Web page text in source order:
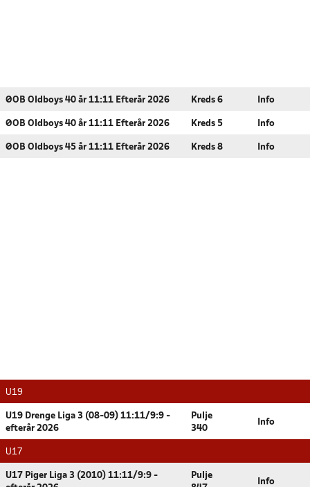
ØOB Oldboys 40 år 11:11 Efterår 2026 Kreds 6 Info
ØOB Oldboys 40 år 11:11 Efterår 2026 Kreds 5 Info
ØOB Oldboys 45 år 11:11 Efterår 2026 Kreds 8 Info
U19
U19 Drenge Liga 3 (08-09) 11:11/9:9 -
efterår 2026
Pulje
340
Info
U17
U17 Piger Liga 3 (2010) 11:11/9:9 -
Pulje
Info